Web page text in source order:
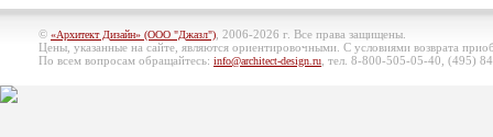
© «Архитект Дизайн» (ООО "Джазл") , 2006-2026 г. Все права защищены.
Цены, указанные на сайте, являются ориентировочными. С условиями возврата
По всем вопросам обращайтесь: info@architect-design.ru , тел. 8-800-505-05-40, (495)